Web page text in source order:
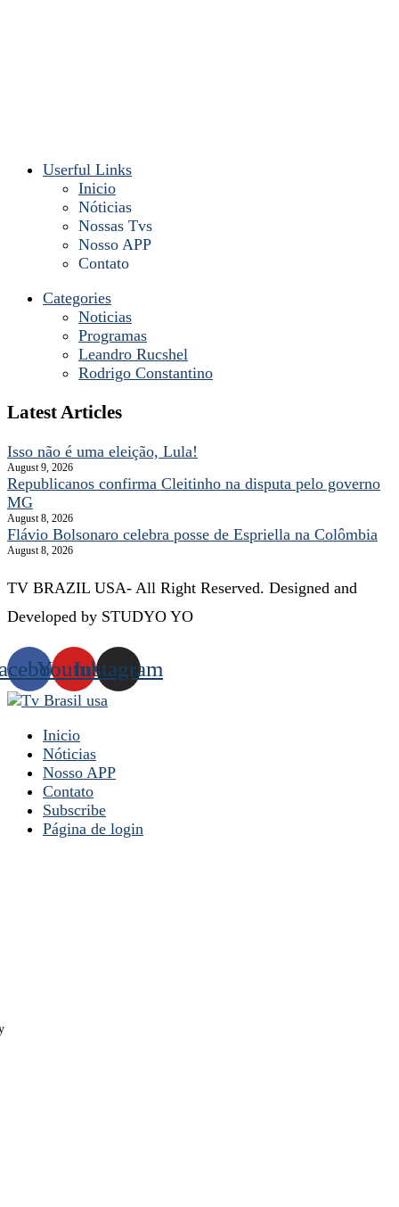
Userful Links
Inicio
Nóticias
Nossas Tvs
Nosso APP
Contato
Categories
Noticias
Programas
Leandro Rucshel
Rodrigo Constantino
Latest Articles
Isso não é uma eleição, Lula!
August 9, 2026
Republicanos confirma Cleitinho na disputa pelo governo
MG
August 8, 2026
Flávio Bolsonaro celebra posse de Espriella na Colômbia
August 8, 2026
TV BRAZIL USA- All Right Reserved. Designed and
Developed by STUDYO YO
YoutubeInstagram
Inicio
Nóticias
Nosso APP
Contato
Subscribe
Página de login